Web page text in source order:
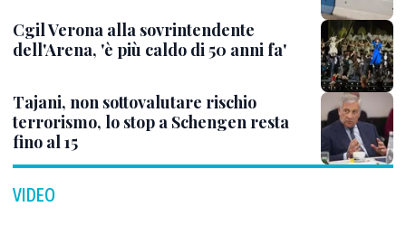
Cgil Verona alla sovrintendente
dell'Arena, 'è più caldo di 50 anni fa'
Tajani, non sottovalutare rischio
terrorismo, lo stop a Schengen resta
fino al 15
VIDEO